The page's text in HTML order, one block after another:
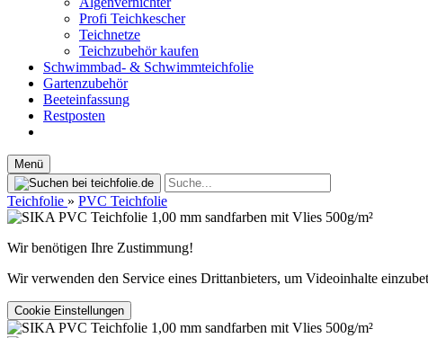
Profi Teichkescher
Teichnetze
Teichzubehör kaufen
Schwimmbad- & Schwimmteichfolie
Gartenzubehör
Beeteinfassung
Restposten
Menü
Teichfolie » PVC Teichfolie
Wir benötigen Ihre Zustimmung!
Wir verwenden den Service eines Drittanbieters, um Videoinhalte
Cookie Einstellungen